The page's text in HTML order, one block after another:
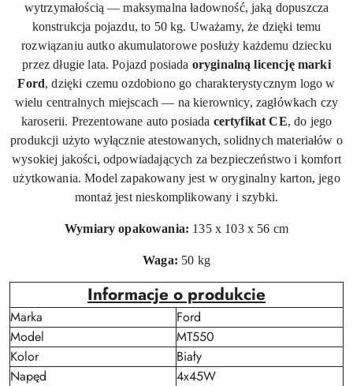
wytrzymałością — maksymalna ładowność, jaką dopuszcza
konstrukcja pojazdu, to 50 kg. Uważamy, że dzięki temu
rozwiązaniu autko akumulatorowe posłuży każdemu dziecku
przez długie lata. Pojazd posiada oryginalną licencję marki
Ford, dzięki czemu ozdobiono go charakterystycznym logo w
wielu centralnych miejscach — na kierownicy, zagłówkach czy
karoserii. Prezentowane auto posiada certyfikat CE, do jego
produkcji użyto wyłącznie atestowanych, solidnych materiałów o
wysokiej jakości, odpowiadających za bezpieczeństwo i komfort
użytkowania. Model zapakowany jest w oryginalny karton, jego
montaż jest nieskomplikowany i szybki.
Wymiary opakowania: 135 x 103 x 56 cm
Waga: 50 kg
Informacje o produkcie
Marka
Ford
Model
MT550
Kolor
Biały
Napęd
4x45W